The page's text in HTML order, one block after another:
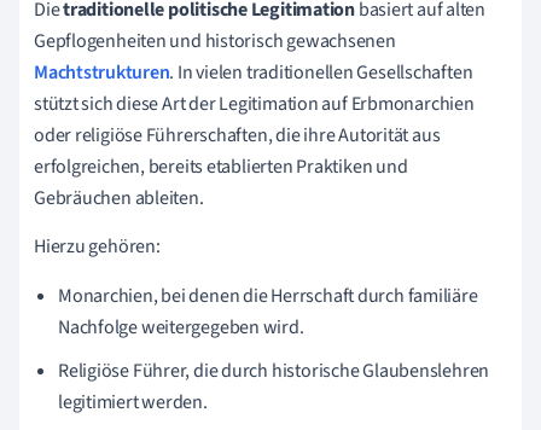
Dietraditionelle politische Legitimationbasiert auf alten
Gepflogenheiten und historisch gewachsenen
Machtstrukturen. In vielen traditionellen Gesellschaften
stützt sich diese Art der Legitimation auf Erbmonarchien
oder religiöse Führerschaften, die ihre Autorität aus
erfolgreichen, bereits etablierten Praktiken und
Gebräuchen ableiten.
Hierzu gehören:
Monarchien, bei denen die Herrschaft durch familiäre
Nachfolge weitergegeben wird.
Religiöse Führer, die durch historische Glaubenslehren
legitimiert werden.